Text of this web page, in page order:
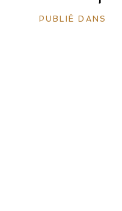
PUBLIÉ DANS